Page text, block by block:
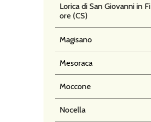
Lorica di San Giovanni in Fi
ore (CS)
Magisano
Mesoraca
Moccone
Nocella